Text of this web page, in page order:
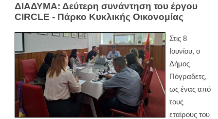
ΔΙΑΔΥΜΑ: Δεύτερη συνάντηση του έργου
CIRCLE - Πάρκο Κυκλικής Οικονομίας
Στις 8
Ιουνίου, ο
Δήμος
Πόγραδετς,
ως ένας από
τους
εταίρους του